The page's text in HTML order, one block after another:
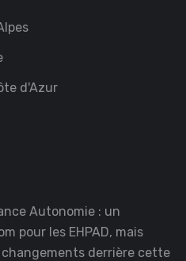
d'Azur
Autonomie : un
pour les EHPAD, mais
changements derrière cette